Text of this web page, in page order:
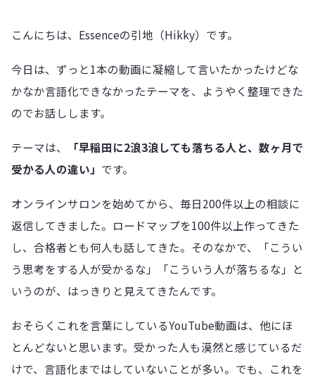
こんにちは、Essenceの引地（Hikky）です。
今日は、ずっと1本の動画に凝縮して言いたかったけどな
かなか言語化できなかったテーマを、ようやく整理できた
のでお話しします。
テーマは、
「早稲田に2浪3浪しても落ちる人と、数ヶ月で
受かる人の違い」 です。
オンラインサロンを始めてから、毎日200件以上の相談に
返信してきました。ロードマップを100件以上作ってきた
し、合格者とも何人も話してきた。そのなかで、「こうい
う思考をする人が受かるな」「こういう人が落ちるな」と
いうのが、はっきりと見えてきたんです。
おそらくこれを言葉にしているYouTube動画は、他にほ
とんどないと思います。受かった人も漠然と感じているだ
けで、言語化まではしていないことが多い。でも、これを